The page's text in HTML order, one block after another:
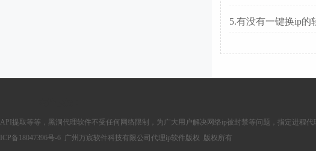
5.有没有一键换ip的
API提取等等，黑洞代理软件不受任何网络限制，为广大用户解决网络ip被封禁等问题，指定进程代
备18047396号-6 广州万宸软件科技有限公司代理ip软件版权 版权所有